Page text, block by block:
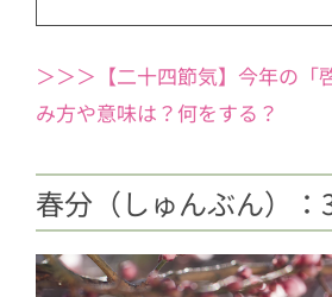
＞＞＞【二十四節気】今年の「
み方や意味は？何をする？
春分（しゅんぶん）：